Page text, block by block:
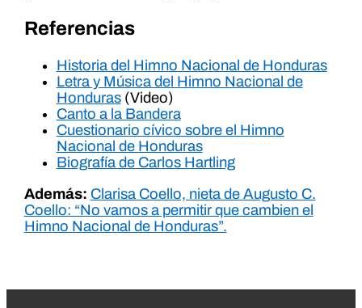
Referencias
Historia del Himno Nacional de Honduras
Letra y Música del Himno Nacional de
Honduras(Video)
Canto a la Bandera
Cuestionario cívico sobre el Himno
Nacional de Honduras
Biografía de Carlos Hartling
Además: Clarisa Coello, nieta de Augusto C.
Coello: “No vamos a permitir que cambien el
Himno Nacional de Honduras”.